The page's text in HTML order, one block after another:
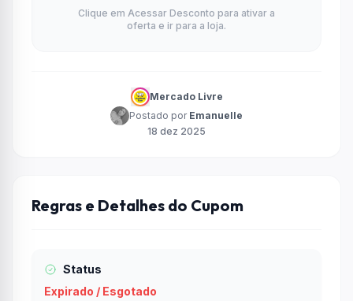
Clique em Acessar Desconto para ativar a
oferta e ir para a loja.
Mercado Livre
Postado por Emanuelle
18 dez 2025
Regras e Detalhes do Cupom
Status
Expirado / Esgotado